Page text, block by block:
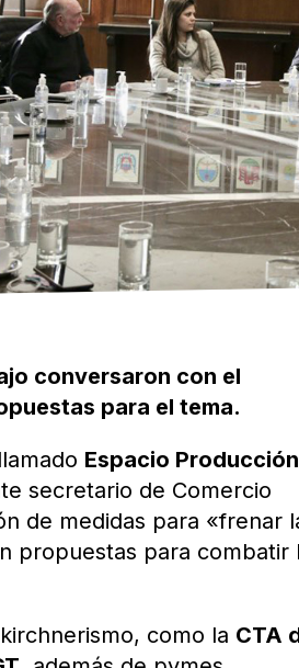
conversaron con el
para el tema.
Espacio
secretario de Comercio
de medidas para «frenar
propuestas para combatir
como la CTA